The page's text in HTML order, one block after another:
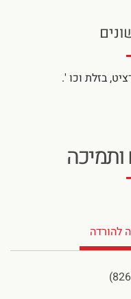
בזלת וכו '.
ותמיכה
להורדה